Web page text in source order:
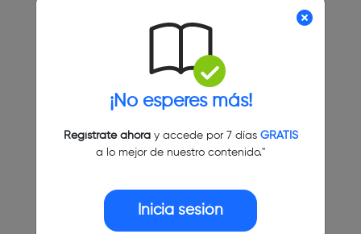
¡No esperes más!
Regístrate ahoray accede por 7 días GRATIS
a lo mejor de nuestro contenido."
Inicia sesión